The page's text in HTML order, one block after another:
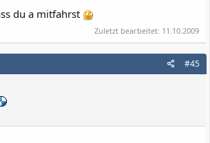
du a mitfahrst
Zuletzt bearbeitet: 11.10.2009
#45